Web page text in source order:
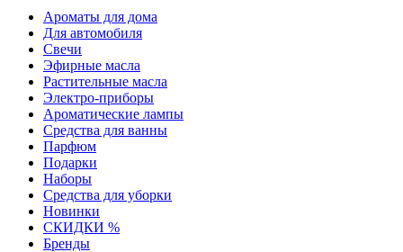
Ароматы для дома
Для автомобиля
Свечи
Эфирные масла
Растительные масла
Электро-приборы
Ароматические лампы
Средства для ванны
Парфюм
Подарки
Наборы
Средства для уборки
Новинки
СКИДКИ %
Бренды